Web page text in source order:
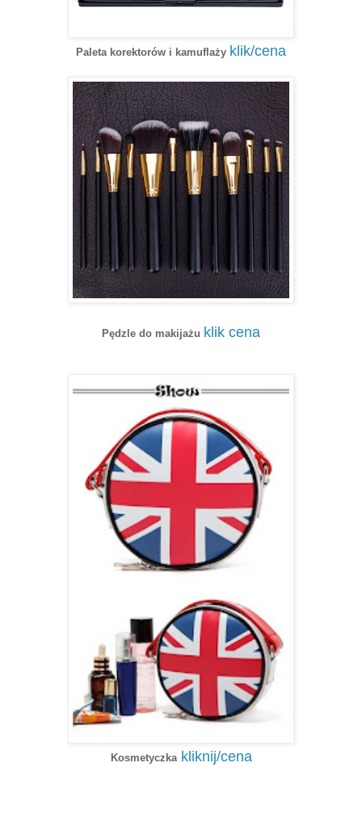
Paleta korektorów i kamuflaży klik/cena
Pędzle do makijażu klik cena
Kosmetyczka kliknij/cena